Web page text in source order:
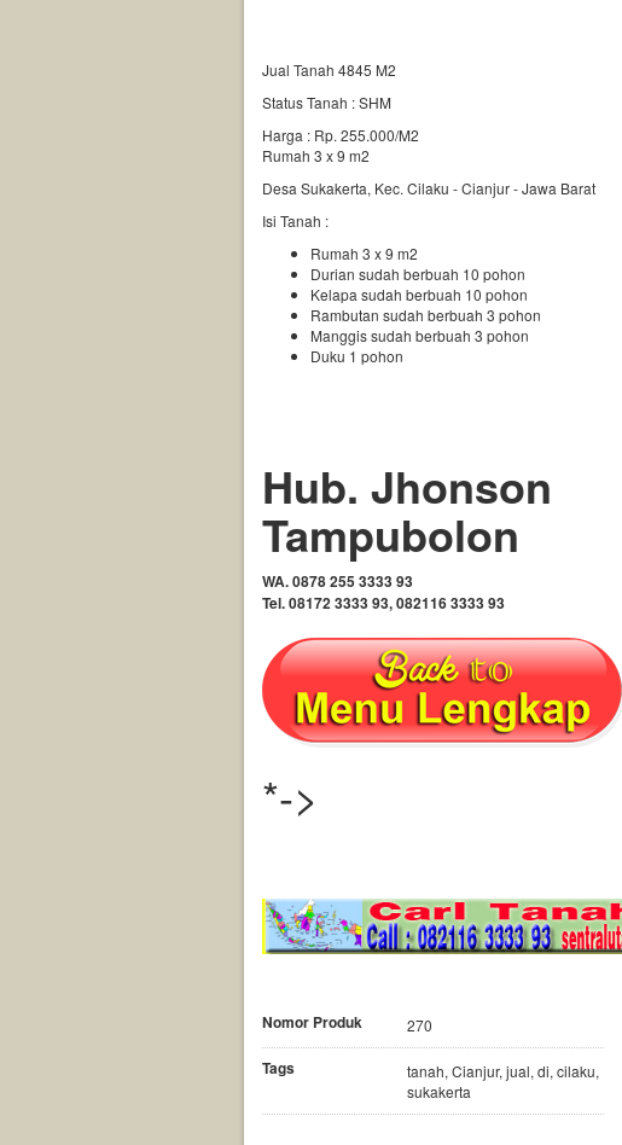
Jual Tanah 4845 M2
Status Tanah : SHM
Harga : Rp. 255.000/M2
Rumah 3 x 9 m2
Desa Sukakerta, Kec. Cilaku - Cianjur - Jawa Barat
Isi Tanah :
Rumah 3 x 9 m2
Durian sudah berbuah 10 pohon
Kelapa sudah berbuah 10 pohon
Rambutan sudah berbuah 3 pohon
Manggis sudah berbuah 3 pohon
Duku 1 pohon
Hub. Jhonson
Tampubolon
WA. 0878 255 3333 93
Tel. 08172 3333 93, 082116 3333 93
*->
Nomor Produk 270
Tags
tanah, Cianjur, jual, di, cilaku,
sukakerta